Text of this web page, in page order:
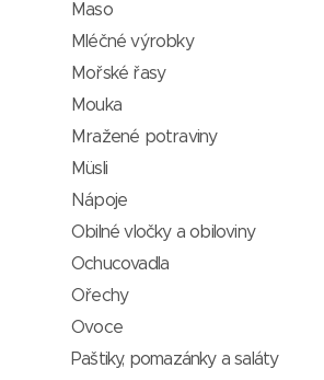
Maso
Mléčné výrobky
Mořské řasy
Mouka
Mražené potraviny
Müsli
Nápoje
Obilné vločky a obiloviny
Ochucovadla
Ořechy
Ovoce
Paštiky, pomazánky a saláty